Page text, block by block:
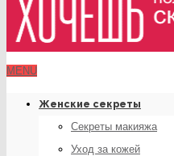
MENU
Женские секреты
Секреты макияжа
Уход за кожей